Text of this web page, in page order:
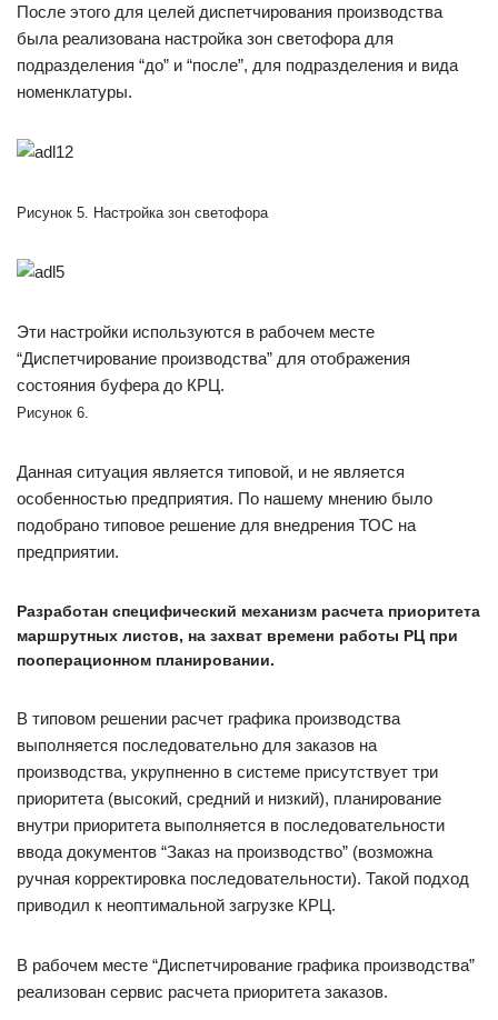
После этого для целей диспетчирования производства
была реализована настройка зон светофора для
подразделения “до” и “после”, для подразделения и вида
номенклатуры.
Рисунок 5. Настройка зон светофора
Эти настройки используются в рабочем месте
“Диспетчирование производства” для отображения
состояния буфера до КРЦ.
Рисунок 6.
Данная ситуация является типовой, и не является
особенностью предприятия. По нашему мнению было
подобрано типовое решение для внедрения ТОС на
предприятии.
Разработан специфический механизм расчета приоритета
маршрутных листов, на захват времени работы РЦ при
пооперационном планировании.
В типовом решении расчет графика производства
выполняется последовательно для заказов на
производства, укрупненно в системе присутствует три
приоритета (высокий, средний и низкий), планирование
внутри приоритета выполняется в последовательности
ввода документов “Заказ на производство” (возможна
ручная корректировка последовательности). Такой подход
приводил к неоптимальной загрузке КРЦ.
В рабочем месте “Диспетчирование графика производства”
реализован сервис расчета приоритета заказов.